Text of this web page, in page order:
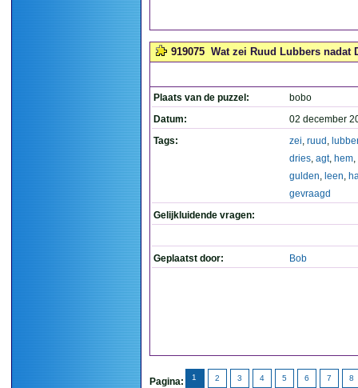
919075 Wat zei Ruud Lubbers nadat
Plaats van de puzzel:
bobo
Datum:
02 december
Tags:
zei, ruud ,
dries, agt, hem,
gulden, leen,
gevraagd
Gelijkluidende vragen:
Geplaatst door: Bob
Pagina: 1 2 3 4 5 6 7 8